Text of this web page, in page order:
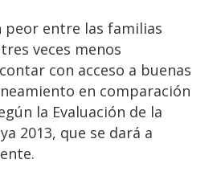
peor entre las familias
veces menos
con acceso a buenas
en comparación
la Evaluación de la
2013, que se dará a